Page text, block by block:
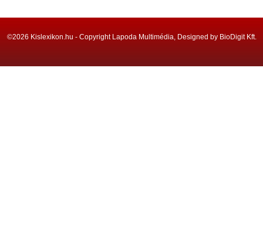
©2026 Kislexikon.hu - Copyright Lapoda Multimédia, Designed by BioDigit Kft.